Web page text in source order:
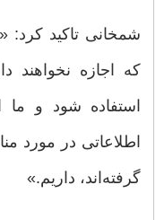
شمخانی تاکید کرد:
که اجازه نخواهند
استفاده شود و
اطلاعاتی در مورد
گرفته‌اند، داریم.»